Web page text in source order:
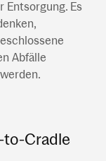
Entsorgung. Es
Abfälle
to-Cradle